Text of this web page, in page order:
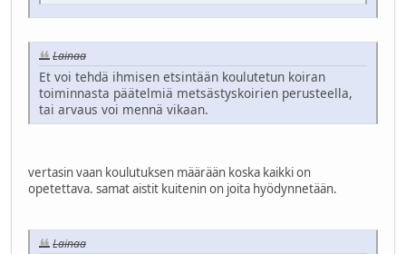
Lainaa
Et voi tehdä ihmisen etsintään koulutetun koiran
toiminnasta päätelmiä metsästyskoirien perusteella,
tai arvaus voi mennä vikaan.
vertasin vaan koulutuksen määrään koska kaikki on
opetettava. samat aistit kuitenin on joita hyödynnetään.
Lainaa